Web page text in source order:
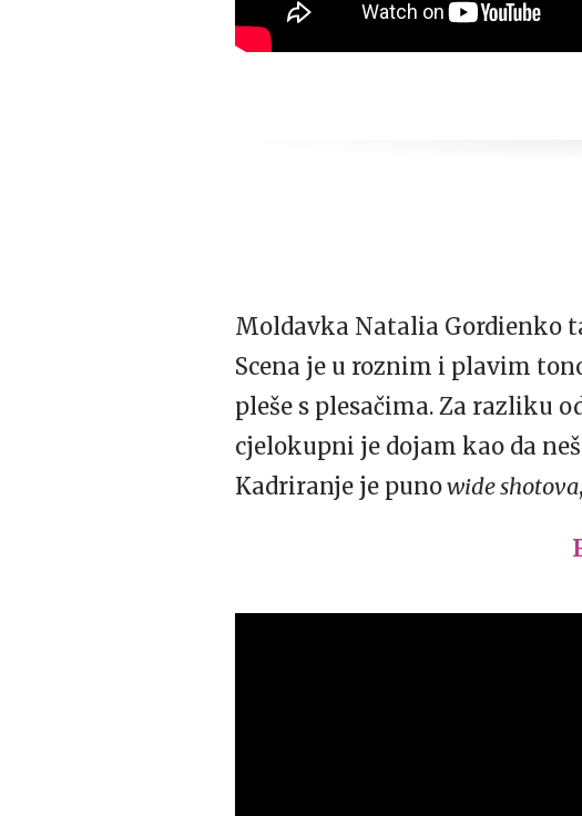
Moldavka Natalia Gordienko
Scena je u roznim i plavim
pleše s plesačima. Za razliku
cjelokupni je dojam kao da
Kadriranje je punowide shotova